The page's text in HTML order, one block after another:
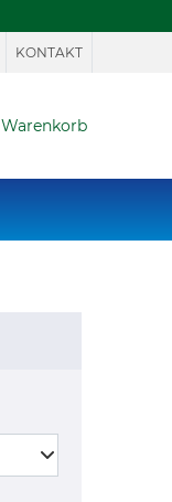
KONTAKT
Warenkorb